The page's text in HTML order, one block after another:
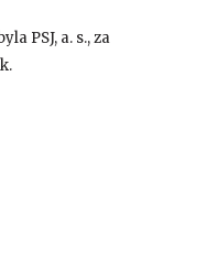
PSJ, a. s., za